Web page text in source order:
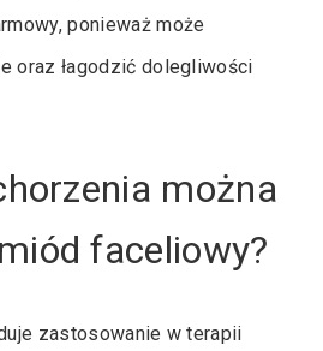
ponieważ może
oraz łagodzić dolegliwości
można
faceliowy?
zastosowanie w terapii